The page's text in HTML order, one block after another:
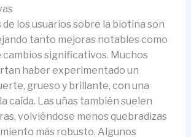
los usuarios sobre la biotina son
tanto mejoras notables como
cambios significativos. Muchos
haber experimentado un
grueso y brillante, con una
caída. Las uñas también suelen
volviéndose menos quebradizas
más robusto. Algunos